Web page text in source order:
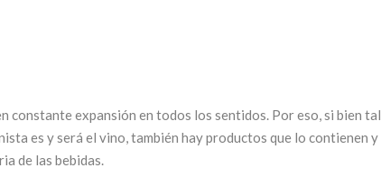
constante expansión en todos los sentidos. Por eso, si bien tal
es y será el vino, también hay productos que lo contienen y
de las bebidas.